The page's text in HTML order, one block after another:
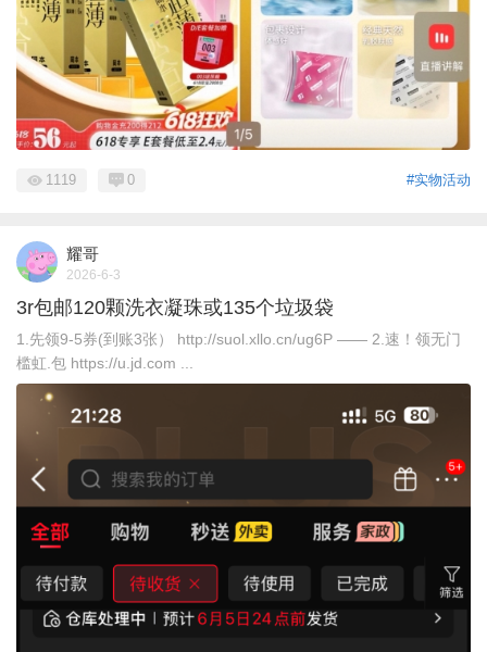
#实物活动
1119 0
耀哥
2026-6-3
3r包邮120颗洗衣凝珠或135个垃圾袋
1.先领9-5券(到账3张） http://suol.xllo.cn/ug6P —— 2.速！领无门
槛虹.包 https://u.jd.com ...